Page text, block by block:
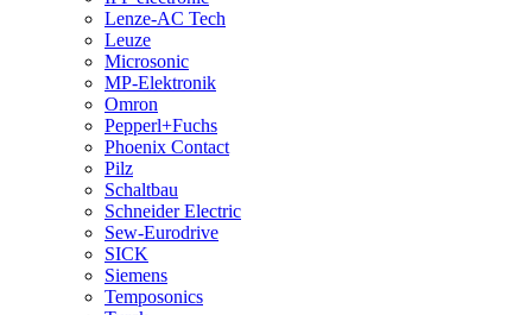
Lenze-AC Tech
Leuze
Microsonic
MP-Elektronik
Omron
Pepperl+Fuchs
Phoenix Contact
Pilz
Schaltbau
Schneider Electric
Sew-Eurodrive
SICK
Siemens
Temposonics